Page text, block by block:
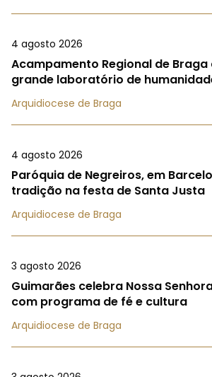
4 agosto 2026
Acampamento Regional de Braga
grande laboratório de
Arquidiocese de Braga
4 agosto 2026
Paróquia de Negreiros, em
tradição na festa de Santa Justa
Arquidiocese de Braga
3 agosto 2026
Guimarães celebra Nossa
com programa de fé e cultura
Arquidiocese de Braga